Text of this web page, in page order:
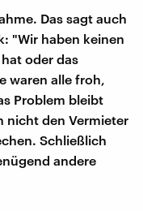
Das sagt auch
"Wir haben keinen
oder das
waren alle froh,
Problem bleibt
nicht den Vermieter
Schließlich
andere